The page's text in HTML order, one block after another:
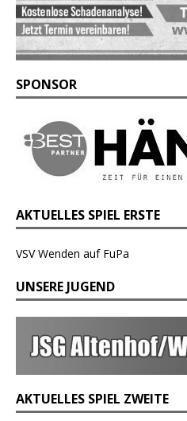
SPONSOR
AKTUELLES SPIEL ERSTE
VSV Wenden auf FuPa
UNSERE JUGEND
AKTUELLES SPIEL ZWEITE